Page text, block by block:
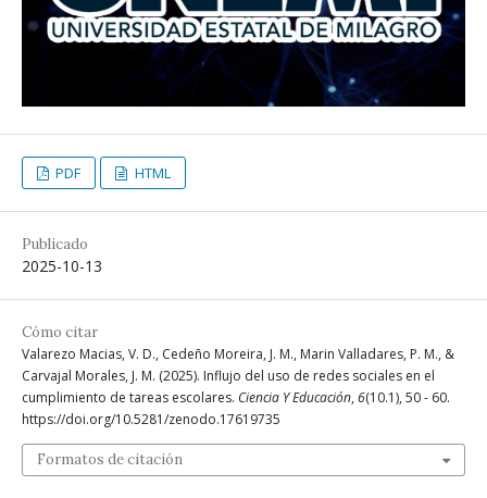
PDF HTML
Publicado
2025-10-13
Cómo citar
Valarezo Macias, V. D., Cedeño Moreira, J. M., Marin Valladares, P. M., &
Carvajal Morales, J. M. (2025). Influjo del uso de redes sociales en el
cumplimiento de tareas escolares. Ciencia Y Educación, 6(10.1), 50 - 60.
https://doi.org/10.5281/zenodo.17619735
Formatos de citación